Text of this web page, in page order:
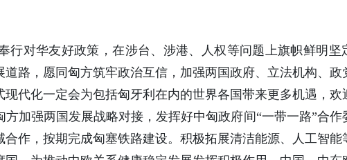
行对华友好政策，在涉台、涉港、人权等问题上旗帜鲜明坚
路，愿同匈方筑牢政治互信，加强两国政府、立法机构、政
代化一定会为包括匈牙利在内的世界各国带来更多机遇，欢
加强两国发展战略对接，发挥好中匈政府间“一带一路”合作
作，按期完成匈塞铁路建设。积极拓展清洁能源、人工智能